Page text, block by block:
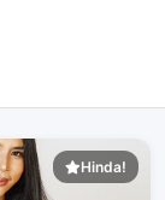
Hinda!